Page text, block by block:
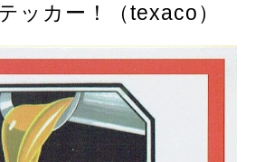
ッカー！（texaco）